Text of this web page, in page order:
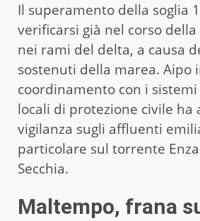
Il superamento della soglia
verificarsi già nel corso
nei rami del delta, a causa
sostenuti della marea. Aipo
coordinamento con i
locali di protezione civile
vigilanza sugli affluenti
particolare sul torrente
Secchia.
Maltempo, frana